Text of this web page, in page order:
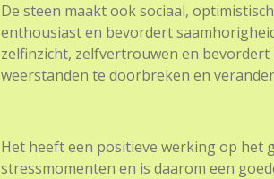
De steen maakt ook sociaal,
enthousiast en bevordert
zelfinzicht, zelfvertrouwen en
weerstanden te doorbreken en
Het heeft een positieve werking op het
stressmomenten en is daarom een